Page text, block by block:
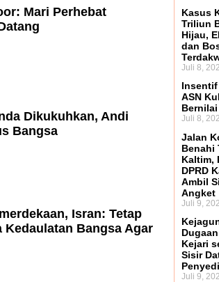
Mari Perhebat
Dikukuhkan, Andi
Bangsa
Isran: Tetap
Kedaulatan Bangsa Agar
Kasus
Triliun
Hijau,
dan
Juli 8,
Insentif
ASN
Juli 8,
Jalan
Benahi
Kaltim,
DPRD
Ambil
Angket
Juli 9,
Kejari
Sisir
Juli 9,